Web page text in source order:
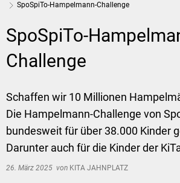
SpoSpiTo-Hampelmann-Challenge
SpoSpiTo-
Challenge
Schaffen wir 10 Millionen
Die Hampelmann-Challenge von
bundesweit für über 38.000 Kinder
Darunter auch für die Kinder der
26. März 2025 von KITA JAHNPLATZ